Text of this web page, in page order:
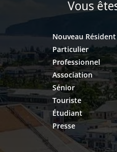
Vous
Nouveau Résident
Particulier
Professionnel
Association
Sénior
Touriste
Étudiant
Presse